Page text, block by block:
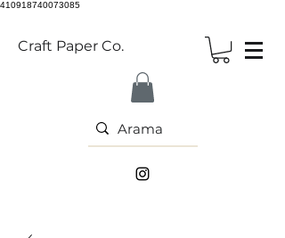
410918740073085
Craft Paper Co.